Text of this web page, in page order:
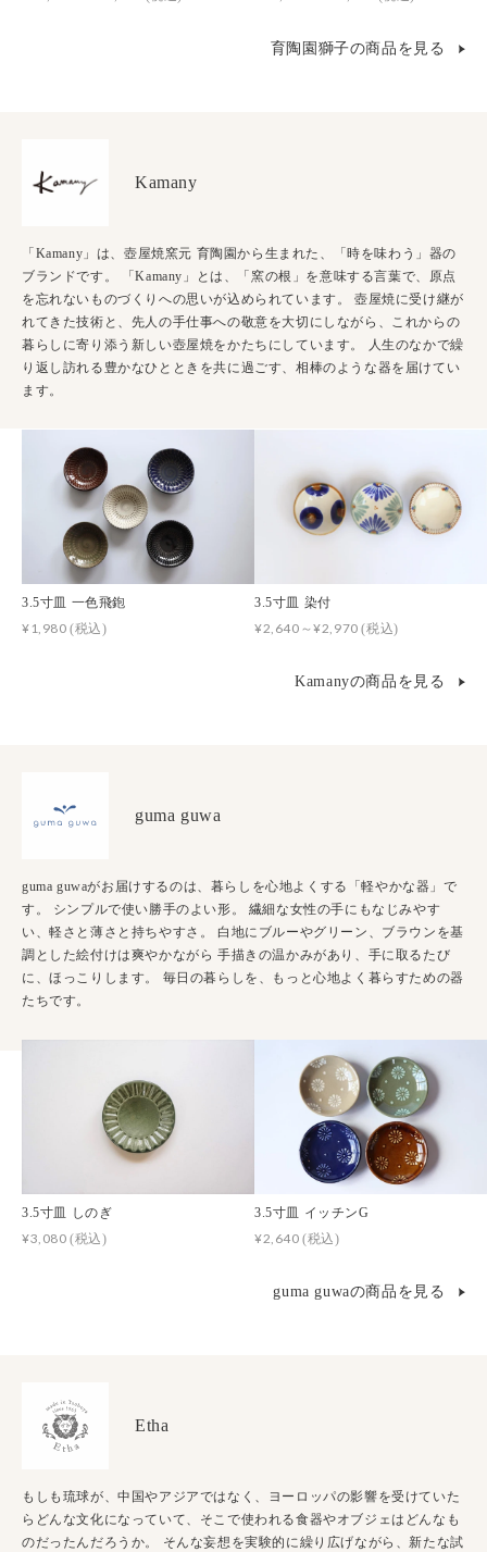
育陶園獅子の商品を見る
Kamany
「Kamany」は、壺屋焼窯元 育陶園から生まれた、「時を味わう」器の
ブランドです。 「Kamany」とは、「窯の根」を意味する言葉で、原点
を忘れないものづくりへの思いが込められています。 壺屋焼に受け継が
れてきた技術と、先人の手仕事への敬意を大切にしながら、これからの
暮らしに寄り添う新しい壺屋焼をかたちにしています。 人生のなかで繰
り返し訪れる豊かなひとときを共に過ごす、相棒のような器を届けてい
ます。
3.5寸皿 一色飛鉋
¥1,980(税込)
3.5寸皿 染付
¥2,640～¥2,970(税込)
Kamanyの商品を見る
guma guwa
guma guwaがお届けするのは、暮らしを心地よくする「軽やかな器」で
す。 シンプルで使い勝手のよい形。 繊細な女性の手にもなじみやす
い、軽さと薄さと持ちやすさ。 白地にブルーやグリーン、ブラウンを基
調とした絵付けは爽やかながら 手描きの温かみがあり、手に取るたび
に、ほっこりします。 毎日の暮らしを、もっと心地よく暮らすための器
たちです。
3.5寸皿 しのぎ
¥3,080(税込)
3.5寸皿 イッチンG
¥2,640(税込)
guma guwaの商品を見る
Etha
もしも琉球が、中国やアジアではなく、ヨーロッパの影響を受けていた
らどんな文化になっていて、そこで使われる食器やオブジェはどんなも
のだったんだろうか。 そんな妄想を実験的に繰り広げながら、新たな試